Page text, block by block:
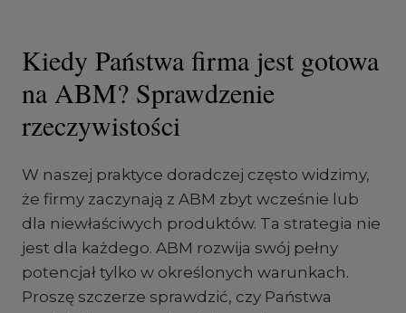
Kiedy Państwa firma jest gotowa
na ABM? Sprawdzenie
rzeczywistości
W naszej praktyce doradczej często widzimy,
że firmy zaczynają z ABM zbyt wcześnie lub
dla niewłaściwych produktów. Ta strategia nie
jest dla każdego. ABM rozwija swój pełny
potencjał tylko w określonych warunkach.
Proszę szczerze sprawdzić, czy Państwa